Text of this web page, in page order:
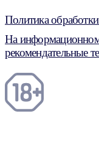
Политика
На
рекомендательные